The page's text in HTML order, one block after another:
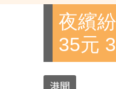
夜繽
35元
港聞